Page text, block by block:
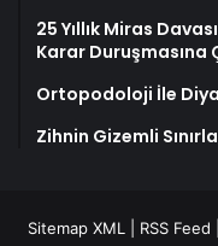
25 Yıllık Miras
Karar Duruşmasına
Ortopodoloji İle
Zihnin Gizemli
Sitemap XML RSS Feed